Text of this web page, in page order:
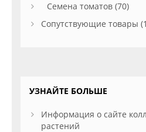
Семена томатов (70)
Сопутствующие товары
УЗНАЙТЕ БОЛЬШЕ
Информация о сайте
растений